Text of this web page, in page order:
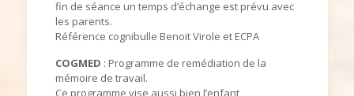
fin de séance un temps d’échange est prévu avec
les parents.
Référence cognibulle Benoit Virole et ECPA
COGMED : Programme de remédiation de la
mémoire de travail.
Ce programme vise aussi bien l’enfant,